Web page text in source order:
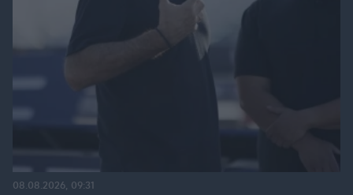
08.08.2026, 09:31